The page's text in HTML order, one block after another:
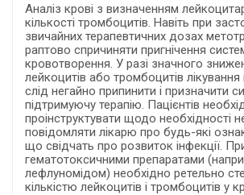
Аналіз крові з визначенням
кількості тромбоцитів. Навіть при
звичайних терапевтичних дозах
раптово спричиняти пригнічення
кровотворення. У разі значного
лейкоцитів або тромбоцитів
слід негайно припинити і призначити
підтримуючу терапію. Пацієнтів
проінструктувати щодо необхідності
повідомляти лікарю про будь-які
що свідчать про розвиток інфекції. При
гематотоксичними препаратами
лефлуномідом) необхідно ретельно
кількістю лейкоцитів і тромбоцитів у